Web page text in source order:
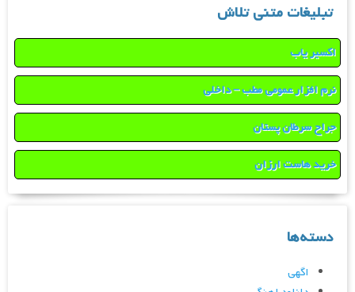
تبلیغات متنی تلاش
اکسیر یاب
نرم افزار عمومی مطب – داخلی
جراح سرطان پستان
خرید هاست ارزان
دسته‌ها
اگهی